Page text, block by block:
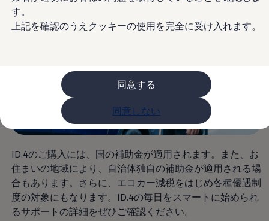
す。
上記を確認のうえクッキーの使用を完全に受け入れます。
同意する
同意しない
T-Roc R
フォルクスワーゲンマガジン
ブランドストーリー
購入検討中の方へ
オファー(購入サポート・金利情報)
Golf お乗り換えを10万円補助
Golf Variant お乗り換えを10万円補助
Volkswagenアンバサダープログラム
ファイナンシャルサービス
ファイナンシャルサービス
フォルクスワーゲン自動車保険プラス
Volkswagen Card
お支払いシミュレーション
ID.4のご購入には、国の補助金が適用されます。また、お
住まいの地域により、自治体独自の補助金が適用される場
合もあります。さらに、エコカー減税をはじめ各種優遇制
度の対象にもなります。ID.4の毎日をスマートに始められ
るサポートの詳細をぜひご確認ください。